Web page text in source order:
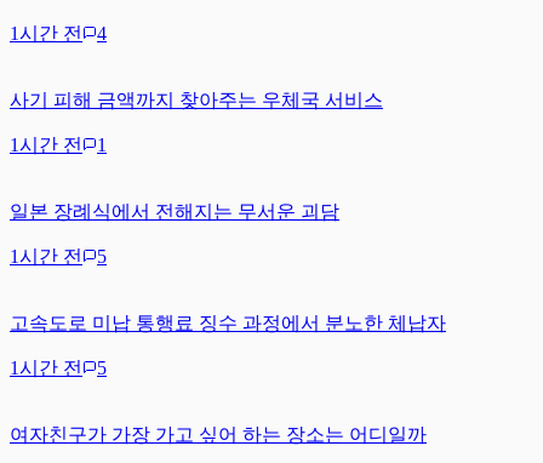
1시간 전 4
사기 피해 금액까지 찾아주는 우체국 서비스
1시간 전 1
일본 장례식에서 전해지는 무서운 괴담
1시간 전 5
고속도로 미납 통행료 징수 과정에서 분노한 체납자
1시간 전 5
여자친구가 가장 가고 싶어 하는 장소는 어디일까